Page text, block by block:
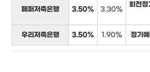
페퍼저축은행 3.50% 3.30%
회전정
우리저축은행 3.50% 1.90% 정기